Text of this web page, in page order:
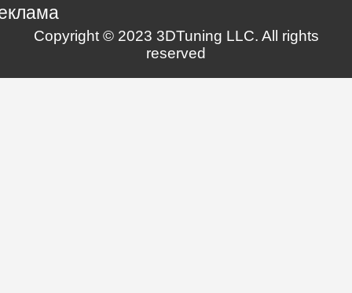
Copyright © 2023 3DTuning LLC. All rights
reserved